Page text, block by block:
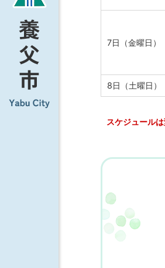
7日（金曜日）
8日（土曜日）
スケジュール